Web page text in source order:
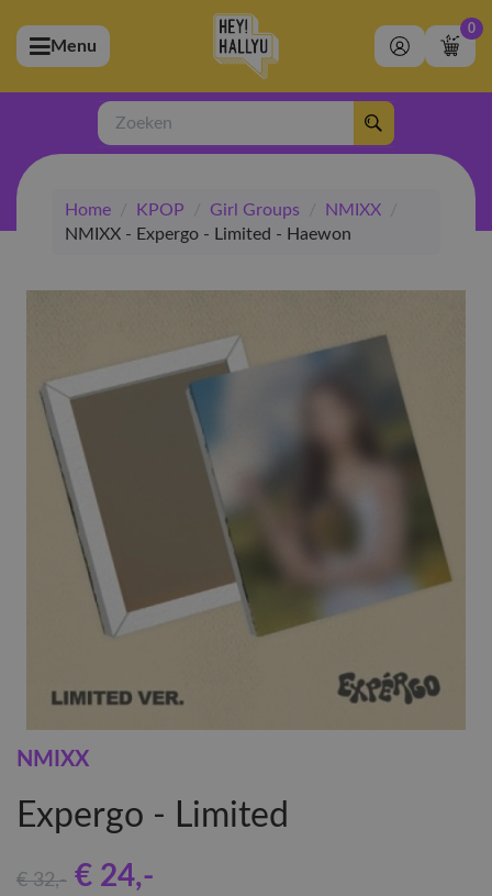
(Artiesten)
(Merchandise)
(Exclusive)
(Winkel)
Menu
0
Zoeken
Home / KPOP / Girl Groups / NMIXX
/
NMIXX - Expergo - Limited - Haewon
NMIXX
Expergo - Limited
€ 32,- € 24,-